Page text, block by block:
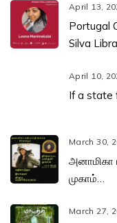
April 13,
Portugal
Silva
April 10,
If a state
March 30,
அனாமிகா
முகாம்…
March 27,